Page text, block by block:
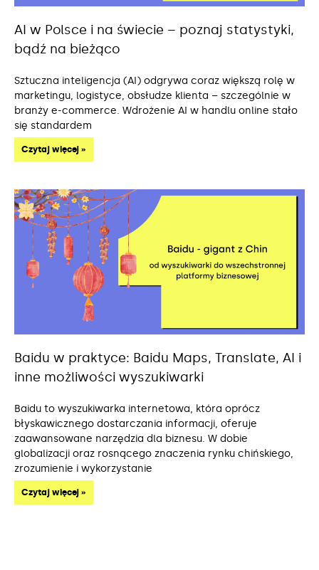
AI w Polsce i na świecie – poznaj statystyki,
bądź na bieżąco
Sztuczna inteligencja (AI) odgrywa coraz większą rolę w
marketingu, logistyce, obsłudze klienta – szczególnie w
branży e-commerce. Wdrożenie AI w handlu online stało
się standardem
Czytaj więcej »
Baidu w praktyce: Baidu Maps, Translate, AI i
inne możliwości wyszukiwarki
Baidu to wyszukiwarka internetowa, która oprócz
błyskawicznego dostarczania informacji, oferuje
zaawansowane narzędzia dla biznesu. W dobie
globalizacji oraz rosnącego znaczenia rynku chińskiego,
zrozumienie i wykorzystanie
Czytaj więcej »